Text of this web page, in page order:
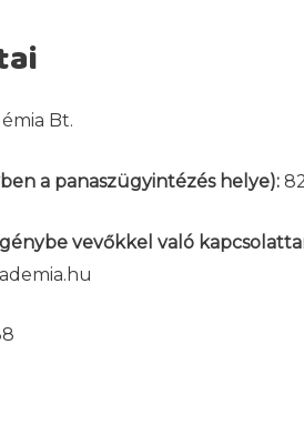
Bt.
a panaszügyintézés helye):
vevőkkel való